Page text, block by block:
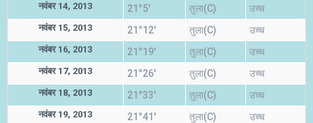
नवंबर 14, 2013 21°5' तुला(C) उच्च
नवंबर 15, 2013 21°12' तुला(C) उच्च
नवंबर 16, 2013 21°19' तुला(C) उच्च
नवंबर 17, 2013 21°26' तुला(C) उच्च
नवंबर 18, 2013 21°33' तुला(C) उच्च
नवंबर 19, 2013 21°41' तुला(C) उच्च